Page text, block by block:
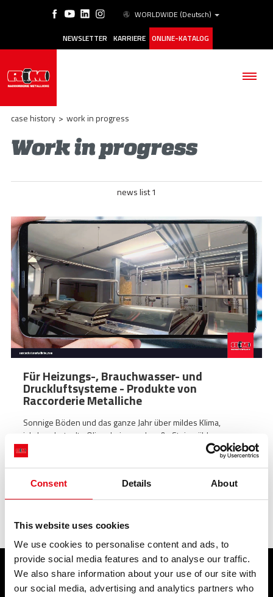
Consent Details About
This website uses cookies
We use cookies to personalise content and ads, to
provide social media features and to analyse our traffic.
We also share information about your use of our site with
our social media, advertising and analytics partners who
WORLDWIDE (Deutsch)
NEWSLETTER KARRIERE ONLINE-KATALOG
ANWENDUNGSBEREICHE
ESG
STORIES
ACADEMY
BIM
HIGHLIGHTS
KONTAKTE
DOWNLOAD
case history > work in progress
Work in progress
news list 1
Für Heizungs-, Brauchwasser- und
Druckluftsysteme - Produkte von
Raccorderie Metalliche
Sonnige Böden und das ganze Jahr über mildes Klima,
jahrhundertealte Olivenhaine und große Steinmühlen zur
Herstellung eines Öls von höchster Qualität und typischer
Beschaffenheit.
news list 1
PRODUKTE ANWENDUNGSBEREICHE